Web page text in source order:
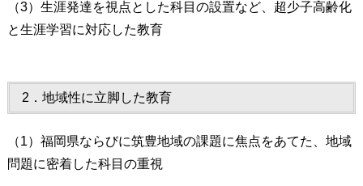
（3）生涯発達を視点とした科目の設置など、超少子高齢化
と生涯学習に対応した教育
2．地域性に立脚した教育
（1）福岡県ならびに筑豊地域の課題に焦点をあてた、地域
問題に密着した科目の重視